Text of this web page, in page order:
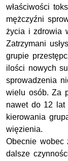
właściwości
mężczyźni
życia i zdrowia
Zatrzymani
grupie
ilości nowych
sprowadzenia
wielu osób. Za
nawet do 12 lat
kierowania
więzienia.
Obecnie wobec
dalsze